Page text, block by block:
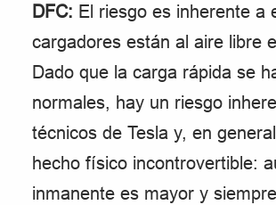
DFC: El riesgo es inherente
cargadores están al aire libre
Dado que la carga rápida se
normales, hay un riesgo
técnicos de Tesla y, en
hecho físico incontrovertible:
inmanente es mayor y